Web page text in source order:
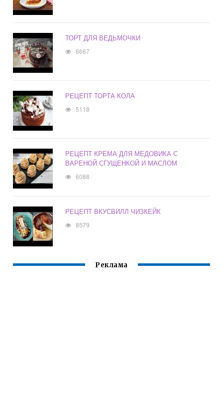
ТОРТ ДЛЯ ВЕДЬМОЧКИ
6667
РЕЦЕПТ ТОРТА КОЛА
5118
РЕЦЕПТ КРЕМА ДЛЯ МЕДОВИКА С
ВАРЕНОЙ СГУЩЕНКОЙ И МАСЛОМ
6088
РЕЦЕПТ ВКУСВИЛЛ ЧИЗКЕЙК
8579
Реклама